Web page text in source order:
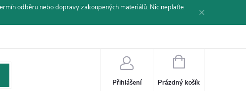
odběru nebo dopravy zakoupených materiálů. Nic neplaťte
Přihlášení
NÁKUPNÍ
Prázdný košík